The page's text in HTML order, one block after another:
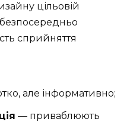
цільовій
безпосередньо
сприйняття
але інформативно;
— приваблюють